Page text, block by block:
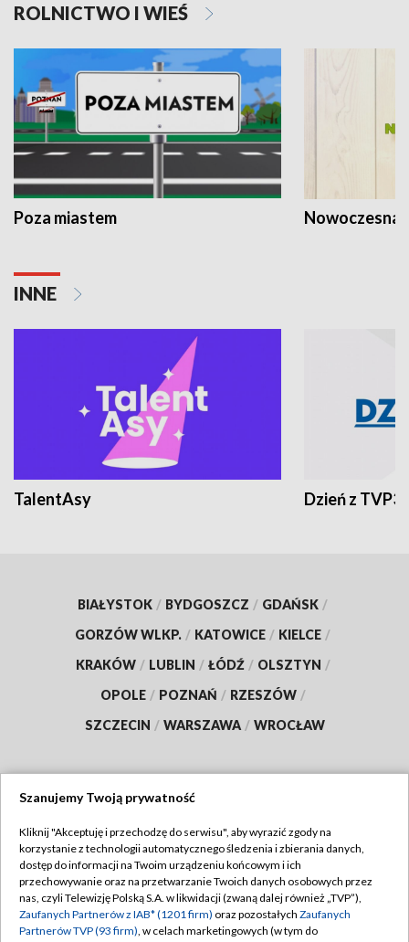
ROLNICTWO I WIEŚ
Poza miastem Nowoczesna
INNE
TalentAsy Dzień z TVP3
BIAŁYSTOK / BYDGOSZCZ / GDAŃSK /
GORZÓW WLKP. / KATOWICE / KIELCE /
KRAKÓW / LUBLIN / ŁÓDŹ / OLSZTYN /
OPOLE / POZNAŃ / RZESZÓW /
SZCZECIN / WARSZAWA / WROCŁAW
TVP
Abonament TVP
Emisja w TVP
Regulamin TVP
Polityka prywatności
Szanujemy Twoją prywatność
Kliknij "Akceptuję i przechodzę do serwisu", aby wyrazić zgody na
korzystanie z technologii automatycznego śledzenia i zbierania danych,
dostęp do informacji na Twoim urządzeniu końcowym i ich
przechowywanie oraz na przetwarzanie Twoich danych osobowych przez
nas, czyli Telewizję Polską S.A. w likwidacji (zwaną dalej również „TVP”),
Zaufanych Partnerów z IAB* (1201 firm) oraz pozostałych Zaufanych
Partnerów TVP (93 firm), w celach marketingowych (w tym do